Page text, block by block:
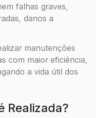
falhas graves,
danos a
manutenções
com maior eficiência,
a vida útil dos
Realizada?